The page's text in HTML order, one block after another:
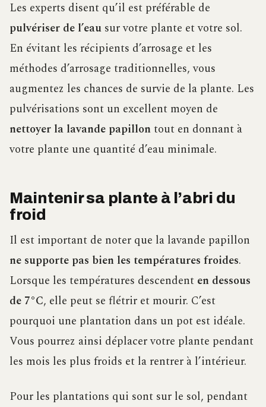
Les experts disent qu’il est préférable de
pulvériser de l’eau sur votre plante et votre sol.
En évitant les récipients d’arrosage et les
méthodes d’arrosage traditionnelles, vous
augmentez les chances de survie de la plante. Les
pulvérisations sont un excellent moyen de
nettoyer la lavande papillontout en donnant à
votre plante une quantité d’eau minimale.
Maintenir sa plante à l’abri du
froid
Il est important de noter que la lavande papillon
ne supporte pas bien les températures froides.
Lorsque les températures descendent en dessous
de 7°C, elle peut se flétrir et mourir. C’est
pourquoi une plantation dans un pot est idéale.
Vous pourrez ainsi déplacer votre plante pendant
les mois les plus froids et la rentrer à l’intérieur.
Pour les plantations qui sont sur le sol, pendant